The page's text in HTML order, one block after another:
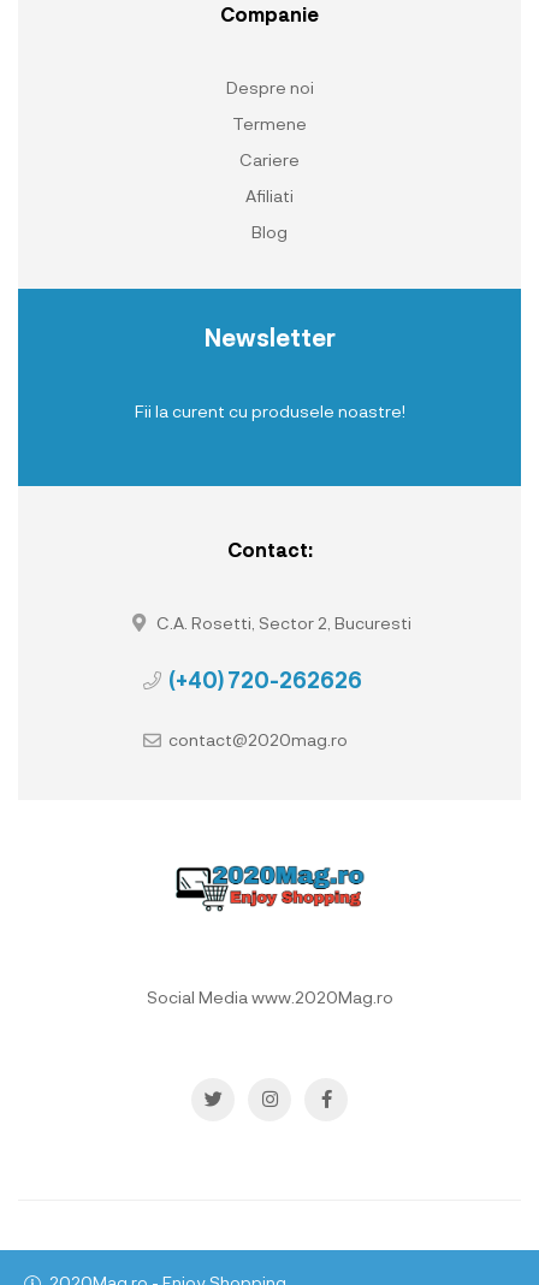
Companie
Despre noi
Termene
Cariere
Afiliati
Blog
Newsletter
Fii la curent cu produsele noastre!
Contact:
C.A. Rosetti, Sector 2, Bucuresti
(+40) 720-262626
contact@2020mag.ro
Social Media www.2020Mag.ro